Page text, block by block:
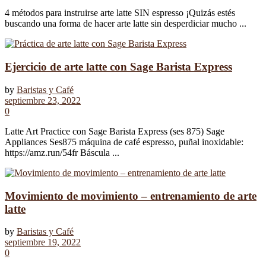
4 métodos para instruirse arte latte SIN espresso ¡Quizás estés
buscando una forma de hacer arte latte sin desperdiciar mucho ...
Ejercicio de arte latte con Sage Barista Express
by Baristas y Café
septiembre 23, 2022
0
Latte Art Practice con Sage Barista Express (ses 875) Sage
Appliances Ses875 máquina de café espresso, puñal inoxidable:
https://amz.run/54fr Báscula ...
Movimiento de movimiento – entrenamiento de arte
latte
by Baristas y Café
septiembre 19, 2022
0